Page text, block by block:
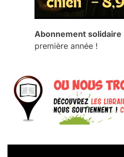
Abonnement solidaire
première année !